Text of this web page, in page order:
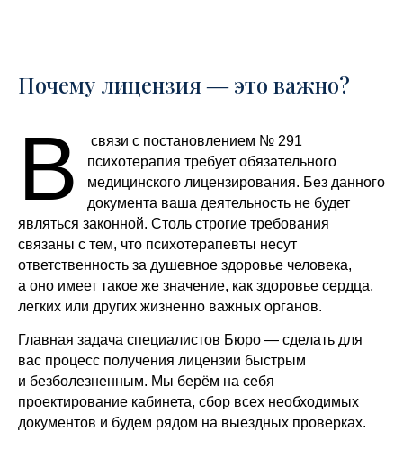
Почему лицензия ― это важно?
В
связи с постановлением № 291
психотерапия требует обязательного
медицинского лицензирования. Без данного
документа ваша деятельность не будет
являться законной. Столь строгие требования
связаны с тем, что психотерапевты несут
ответственность за душевное здоровье человека,
а оно имеет такое же значение, как здоровье сердца,
легких или других жизненно важных органов.
Главная задача специалистов Бюро ― сделать для
вас процесс получения лицензии быстрым
и безболезненным. Мы берём на себя
проектирование кабинета, сбор всех необходимых
документов и будем рядом на выездных проверках.